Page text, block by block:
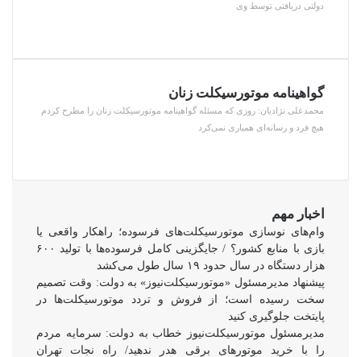
دولتی دریافتی توسط وی
گواهینامه موتورسیکلت زنان
محمدعلی نژادیان: روزی که مسئله گواهینامه موتورسیکلت زنان را مطرح کردم
هیچ فرد و رسانه‌ای همیاری نمی‌کرد
اخبار مهم
وام‌های نوسازی موتورسیکلت‌های فرسوده؛ راهکار واقعی یا
بازی با منابع کشور؟ / جایگزینی کامل فرسوده‌ها با تولید ۶۰۰
هزار دستگاه در سال حدود ۱۹ سال طول می‌کشد
پیشنهاد مدیرمسئول «موتورسیکلت‌نیوز» به دولت: وقت تصمیم
سخت رسیده است؛ از فروش و تردد موتورسیکلت‌ها در
پایتخت جلوگیری کنید
مدیرمسئول موتورسیکلت‌نیوز خطاب به دولت: سرمایه مردم
را با خرید موتورهای برقی هدر ندهید/ راه نجات تهران